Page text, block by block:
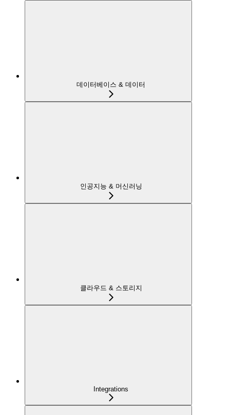
데이터베이스 & 데이터
인공지능 & 머신러닝
클라우드 & 스토리지
Integrations